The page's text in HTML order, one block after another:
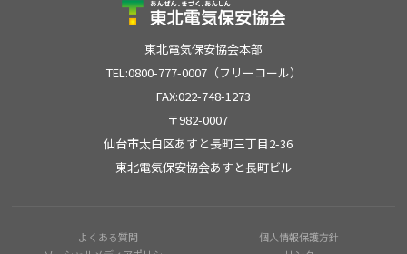
東北電気保安協会本部
TEL:0800-777-0007（フリーコール）
FAX:022-748-1273
〒982-0007
仙台市太白区あすと長町三丁目2-36
東北電気保安協会あすと長町ビル
よくある質問
個人情報保護方針